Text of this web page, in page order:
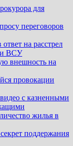
для
переговоров
на расстрел
ВСУ
внешность на
провокации
с казненными
жилья в
поддержания